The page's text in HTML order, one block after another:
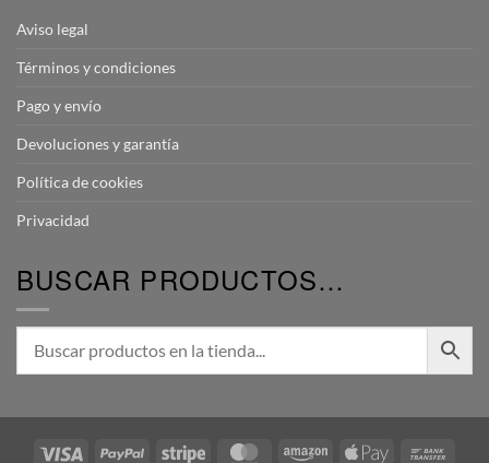
Aviso legal
Términos y condiciones
Pago y envío
Devoluciones y garantía
Política de cookies
Privacidad
BUSCAR PRODUCTOS…
Visa PayPal Stripe MasterCardAmazon Apple